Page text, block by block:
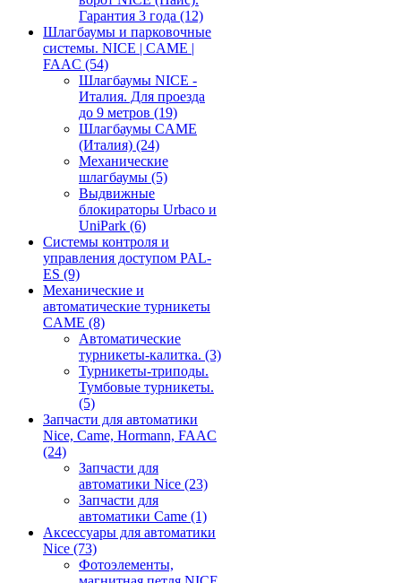
Гарантия 3 года (12)
Шлагбаумы и парковочные
системы. NICE | CAME |
FAAC (54)
Шлагбаумы NICE -
Италия. Для проезда
до 9 метров (19)
Шлагбаумы CAME
(Италия) (24)
Механические
шлагбаумы (5)
Выдвижные
блокираторы Urbaco и
UniPark (6)
Системы контроля и
управления доступом PAL-
ES (9)
Механические и
автоматические турникеты
CAME (8)
Автоматические
турникеты-калитка. (3)
Турникеты-триподы.
Тумбовые турникеты.
(5)
Запчасти для автоматики
Nice, Came, Hormann, FAAC
(24)
Запчасти для
автоматики Nice (23)
Запчасти для
автоматики Came (1)
Аксессуары для автоматики
Nice (73)
Фотоэлементы,